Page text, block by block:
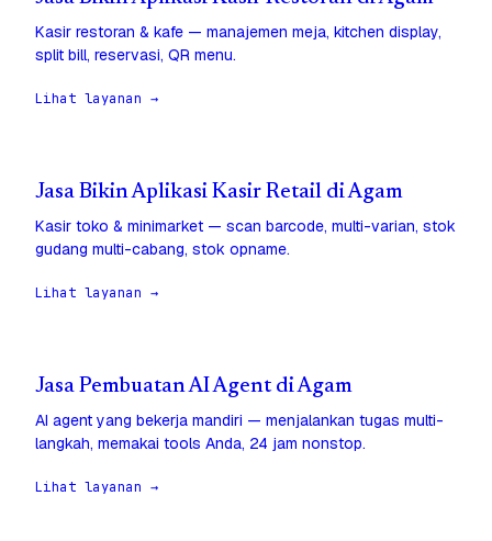
Kasir restoran & kafe — manajemen meja, kitchen display,
split bill, reservasi, QR menu.
Lihat layanan →
Jasa Bikin Aplikasi Kasir Retail di Agam
Kasir toko & minimarket — scan barcode, multi-varian, stok
gudang multi-cabang, stok opname.
Lihat layanan →
Jasa Pembuatan AI Agent di Agam
AI agent yang bekerja mandiri — menjalankan tugas multi-
langkah, memakai tools Anda, 24 jam nonstop.
Lihat layanan →